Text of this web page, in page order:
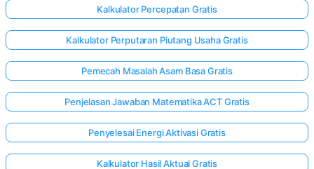
Kalkulator Percepatan Gratis
Kalkulator Perputaran Piutang Usaha Gratis
Pemecah Masalah Asam Basa Gratis
Penjelasan Jawaban Matematika ACT Gratis
Penyelesai Energi Aktivasi Gratis
Kalkulator Hasil Aktual Gratis